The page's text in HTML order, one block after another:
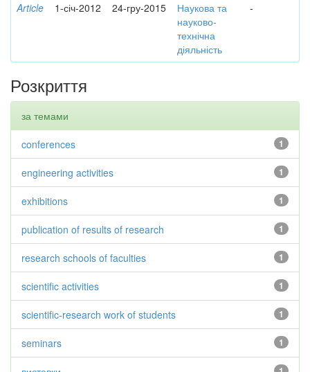
Article 1-січ-2012 24-гру-2015
Наукова та
науково-
технічна
діяльність
-
Розкриття
за темами
1
conferences
1
engineering activities
1
exhibitions
1
publication of results of research
1
research schools of faculties
1
scientific activities
1
scientific-research work of students
1
seminars